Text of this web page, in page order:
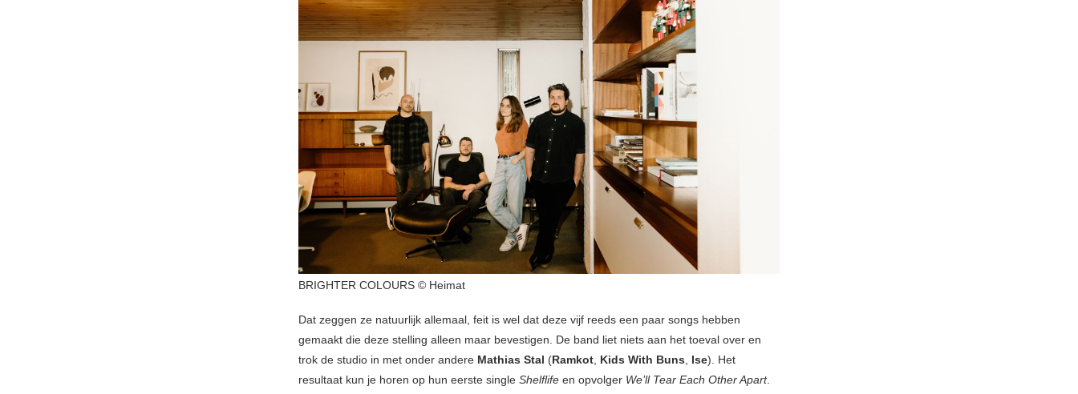
BRIGHTER COLOURS © Heimat
Dat zeggen ze natuurlijk allemaal, feit is wel dat deze vijf reeds een paar songs hebben
gemaakt die deze stelling alleen maar bevestigen. De band liet niets aan het toeval over en
trok de studio in met onder andere Mathias Stal (Ramkot Kids With Buns Ise). Het
resultaat kun je horen op hun eerste single Shelflife en opvolger We’ll Tear Each Other Apart.